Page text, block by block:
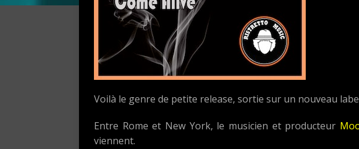
Voilà le genre de petite release, sortie sur un nouveau
Entre Rome et New York, le musicien et producteur
viennent.